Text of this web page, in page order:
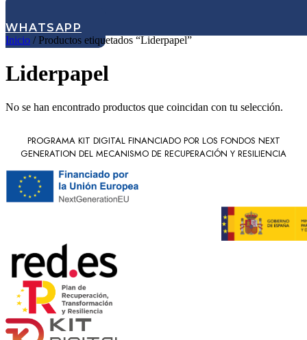
WHATSAPP
Inicio / Productos etiquetados “Liderpapel”
Liderpapel
No se han encontrado productos que coincidan con tu selección.
PROGRAMA KIT DIGITAL FINANCIADO POR LOS FONDOS NEXT
GENERATION DEL MECANISMO DE RECUPERACIÓN Y RESILIENCIA